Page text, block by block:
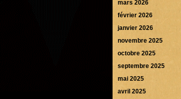
mars 2026
février 2026
janvier 2026
novembre 2025
octobre 2025
septembre 2025
mai 2025
avril 2025